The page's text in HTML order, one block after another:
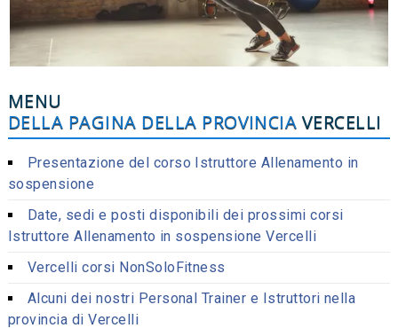
MENU
DELLA PAGINA DELLA PROVINCIA VERCELLI
Presentazione del corso Istruttore Allenamento in
sospensione
Date, sedi e posti disponibili dei prossimi corsi
Istruttore Allenamento in sospensione Vercelli
Vercelli corsi NonSoloFitness
Alcuni dei nostri Personal Trainer e Istruttori nella
provincia di Vercelli